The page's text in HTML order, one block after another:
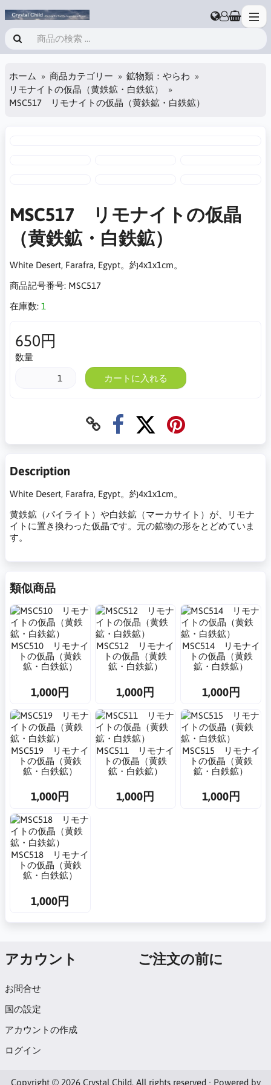
ホーム 商品カテゴリー
鉱物類：やらわ
リモナイトの仮晶（黄鉄鉱・白鉄鉱）
MSC517 リモナイトの仮晶（黄鉄鉱・白鉄鉱）
MSC517 リモナイトの仮晶
（黄鉄鉱・白鉄鉱）
White Desert, Farafra, Egypt。約4x1x1cm。
商品記号番号: MSC517
在庫数: 1
650円
数量
カートに入れる
Description
White Desert, Farafra, Egypt。約4x1x1cm。
黄鉄鉱（パイライト）や白鉄鉱（マーカサイト）が、リモナ
イトに置き換わった仮晶です。元の鉱物の形をとどめていま
す。
類似商品
MSC510 リモナイ
トの仮晶（黄鉄
鉱・白鉄鉱）
1,000円
MSC512 リモナイ
トの仮晶（黄鉄
鉱・白鉄鉱）
1,000円
MSC514 リモナイ
トの仮晶（黄鉄
鉱・白鉄鉱）
1,000円
MSC519 リモナイ
トの仮晶（黄鉄
鉱・白鉄鉱）
1,000円
MSC511 リモナイ
トの仮晶（黄鉄
鉱・白鉄鉱）
1,000円
MSC515 リモナイ
トの仮晶（黄鉄
鉱・白鉄鉱）
1,000円
MSC518 リモナイ
トの仮晶（黄鉄
鉱・白鉄鉱）
1,000円
アカウント
お問合せ
国の設定
アカウントの作成
ログイン
ご注文の前に
Copyright © 2026 Crystal Child. All rights reserved · Powered by